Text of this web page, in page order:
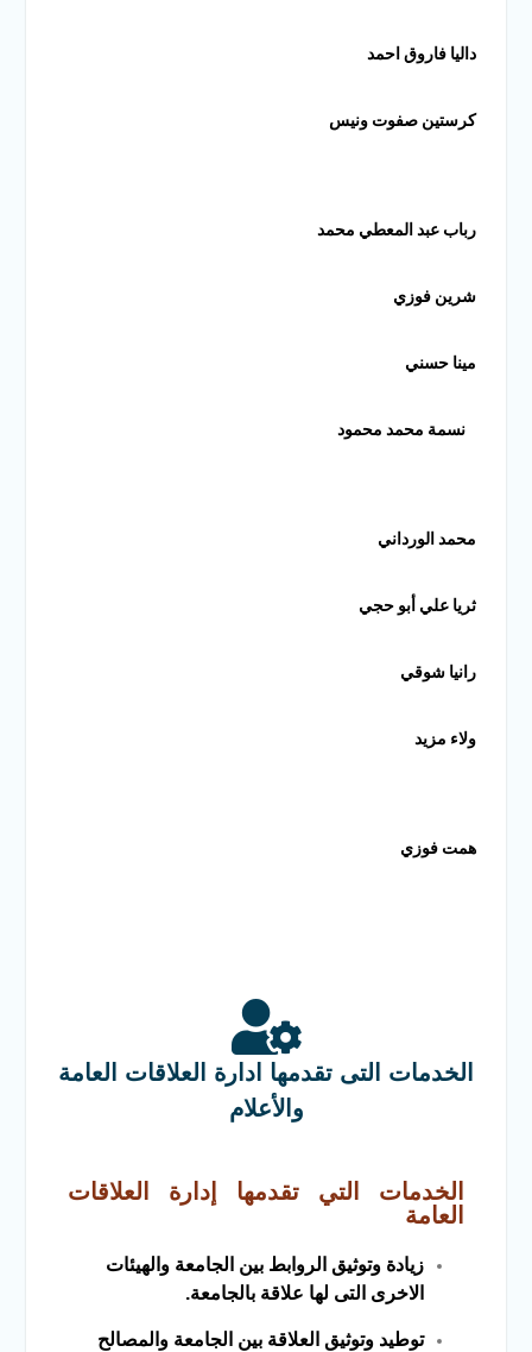
داليا فاروق احمد
كرستين صفوت ونيس
رباب عبد المعطي محمد
شرين فوزي
مينا حسني
نسمة محمد محمود
محمد الورداني
ثريا علي أبو حجي
رانيا شوقي
ولاء مزيد
همت فوزي
الخدمات التى تقدمها ادارة العلاقات العامة
والأعلام
الخدمات التي تقدمها إدارة العلاقات
العامة
زيادة وتوثيق الروابط بين الجامعة والهيئات
الاخرى التى لها علاقة بالجامعة.
توطيد وتوثيق العلاقة بين الجامعة والمصالح